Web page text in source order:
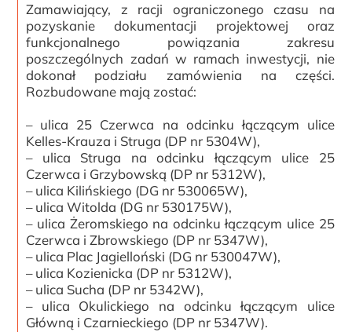
Zamawiający, z racji ograniczonego czasu na
pozyskanie dokumentacji projektowej oraz
funkcjonalnego powiązania zakresu
poszczególnych zadań w ramach inwestycji, nie
dokonał podziału zamówienia na części.
Rozbudowane mają zostać:
– ulica 25 Czerwca na odcinku łączącym ulice
Kelles-Krauza i Struga (DP nr 5304W),
– ulica Struga na odcinku łączącym ulice 25
Czerwca i Grzybowską (DP nr 5312W),
– ulica Kilińskiego (DG nr 530065W),
– ulica Witolda (DG nr 530175W),
– ulica Żeromskiego na odcinku łączącym ulice 25
Czerwca i Zbrowskiego (DP nr 5347W),
– ulica Plac Jagielloński (DG nr 530047W),
– ulica Kozienicka (DP nr 5312W),
– ulica Sucha (DP nr 5342W),
– ulica Okulickiego na odcinku łączącym ulice
Główną i Czarnieckiego (DP nr 5347W).